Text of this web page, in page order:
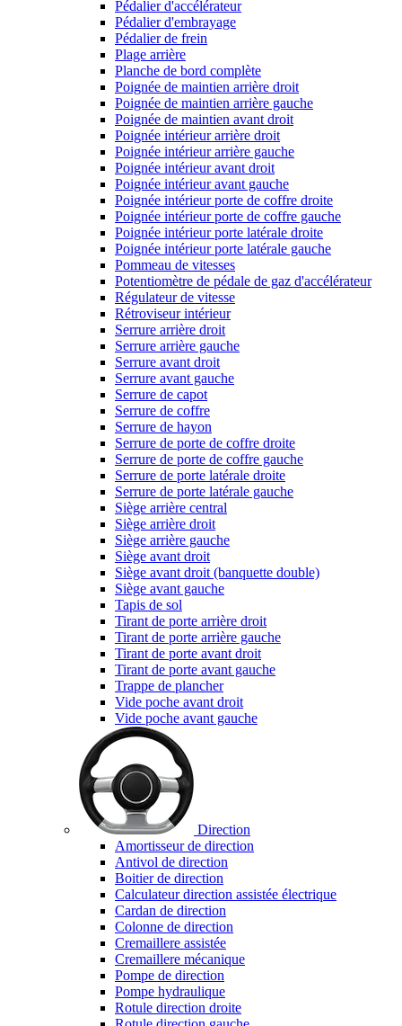
Pédalier d'accélérateur
Pédalier d'embrayage
Pédalier de frein
Plage arrière
Planche de bord complète
Poignée de maintien arrière droit
Poignée de maintien arrière gauche
Poignée de maintien avant droit
Poignée intérieur arrière droit
Poignée intérieur arrière gauche
Poignée intérieur avant droit
Poignée intérieur avant gauche
Poignée intérieur porte de coffre droite
Poignée intérieur porte de coffre gauche
Poignée intérieur porte latérale droite
Poignée intérieur porte latérale gauche
Pommeau de vitesses
Potentiomètre de pédale de gaz d'accélérateur
Régulateur de vitesse
Rétroviseur intérieur
Serrure arrière droit
Serrure arrière gauche
Serrure avant droit
Serrure avant gauche
Serrure de capot
Serrure de coffre
Serrure de hayon
Serrure de porte de coffre droite
Serrure de porte de coffre gauche
Serrure de porte latérale droite
Serrure de porte latérale gauche
Siège arrière central
Siège arrière droit
Siège arrière gauche
Siège avant droit
Siège avant droit (banquette double)
Siège avant gauche
Tapis de sol
Tirant de porte arrière droit
Tirant de porte arrière gauche
Tirant de porte avant droit
Tirant de porte avant gauche
Trappe de plancher
Vide poche avant droit
Vide poche avant gauche
Direction
Amortisseur de direction
Antivol de direction
Boitier de direction
Calculateur direction assistée électrique
Cardan de direction
Colonne de direction
Cremaillere assistée
Cremaillere mécanique
Pompe de direction
Pompe hydraulique
Rotule direction droite